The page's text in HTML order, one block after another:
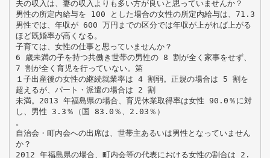
夫の収入は、妻の収入よりも多い方が良いと思っていませんか？
男性の所定内給与を 100 とした場合の女性の所定内給与は、71.3
男性では、年収が 600 万円までの区分では年収が上がれば上がる
ほど既婚率が高くなる。
子育ては、女性の仕事と思っていませんか？
6 歳未満の子を持つ共働き世帯の男性の 8 割が全く家事をせず、
7 割が全く育児を行っていない。第
１子出産後の女性の継続就業率は 4 割弱。正規の場合は 5 割を
超えるが、パート・派遣の場合は 2 割
未満。2013 年福島県の場合、育児休業取得率は女性 90.0％に対
し、男性 3.3％（国 83.0％、2.03％）
。
自治会・町内会への出席は、世帯主あるいは男性となっていません
か？
2012 年福島県の場合、町内会等の代表における女性の割合は 2.